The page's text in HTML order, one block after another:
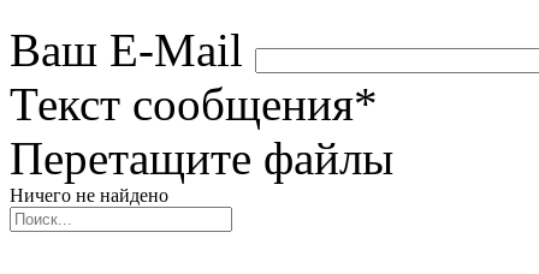
Ваш E-Mail
Текст сообщения*
Перетащите файлы
Ничего не найдено